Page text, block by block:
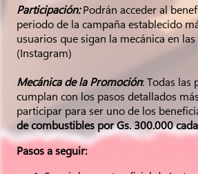
Participación:Podrán acceder al
periodo de la campaña establecido
usuarios que sigan la mecánica en
(Instagram)
Mecánica de la Promoción: Todas las
cumplan con los pasos detallados
participar para ser uno de los
de combustibles por Gs. 300.000
Pasos a seguir: